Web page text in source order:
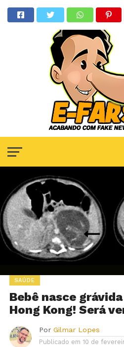
SAÚDE
Bebê nasce
Hong Kong! Será
Por Gilmar Lopes
Publicado em 10 de